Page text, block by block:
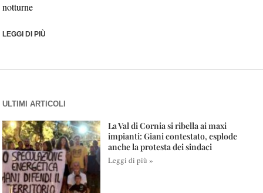
notturne
LEGGI DI PIÙ
ULTIMI ARTICOLI
La Val di Cornia si ribella ai maxi
impianti: Giani contestato, esplode
anche la protesta dei sindaci
Leggi di più »